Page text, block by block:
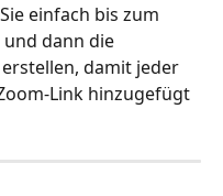
einfach bis zum
dann die
damit jeder
Link hinzugefügt